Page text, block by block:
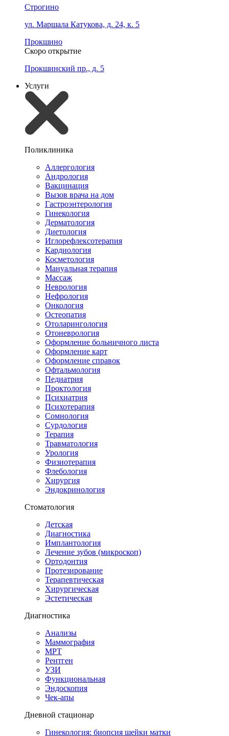
Строгино
ул. Маршала Катукова, д. 24, к. 5
Прокшино
Скоро открытие
Прокшинский пр., д. 5
Услуги
Поликлиника
Аллергология
Андрология
Вакцинация
Вызов врача на дом
Гастроэнтерология
Гинекология
Дерматология
Диетология
Иглорефлексотерапия
Кардиология
Косметология
Мануальная терапия
Массаж
Неврология
Нефрология
Онкология
Остеопатия
Отоларингология
Отоневрология
Оформление больничного листа
Оформление карт
Оформление справок
Офтальмология
Педиатрия
Проктология
Психиатрия
Психотерапия
Сомнология
Сурдология
Терапия
Травматология
Урология
Физиотерапия
Флебология
Хирургия
Эндокринология
Стоматология
Детская
Диагностика
Имплантология
Лечение зубов (микроскоп)
Ортодонтия
Протезирование
Терапевтическая
Хирургическая
Эстетическая
Диагностика
Анализы
Маммография
МРТ
Рентген
УЗИ
Функциональная
Эндоскопия
Чек-апы
Дневной стационар
Гинекология: биопсия шейки матки